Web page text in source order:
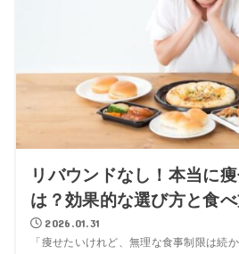
リバウンドなし！本当に
は？効果的な選び方と食
2026.01.31
「痩せたいけれど、無理な食事制限は続